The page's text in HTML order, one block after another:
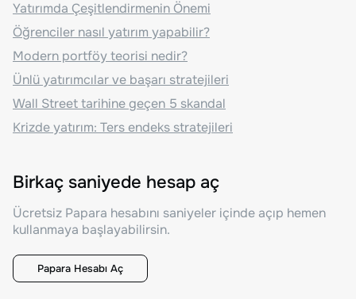
Yatırımda Çeşitlendirmenin Önemi
Öğrenciler nasıl yatırım yapabilir?
Modern portföy teorisi nedir?
Ünlü yatırımcılar ve başarı stratejileri
Wall Street tarihine geçen 5 skandal
Krizde yatırım: Ters endeks stratejileri
Birkaç saniyede hesap aç
Ücretsiz Papara hesabını saniyeler içinde açıp hemen
kullanmaya başlayabilirsin.
Papara Hesabı Aç